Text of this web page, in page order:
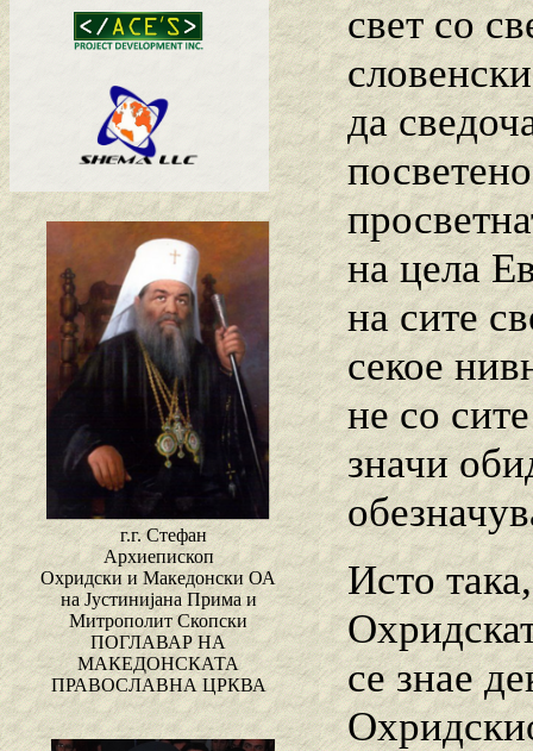
г.г. Стефан
Архиепископ
Охридски и Македонски ОА
на Јустинијана Прима и
Митрополит Скопски
ПОГЛАВАР НА
МАКЕДОНСКАТА
ПРАВОСЛАВНА ЦРКВА
свет со
да
на цела
на сите
секое
не со
значи
Исто
се знае